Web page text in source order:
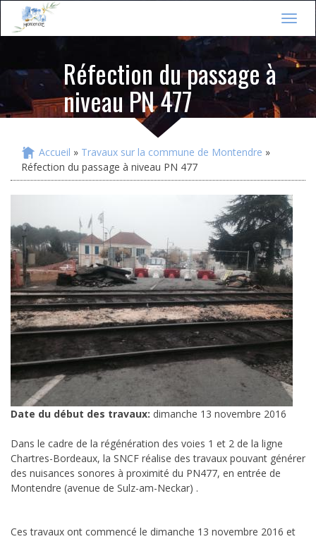
T
o
g
g
n
a
i
o
n
Réfection du passage à
niveau PN 477
Vous êtes ici
Accueil » Travaux sur la commune de Montendre »
Réfection du passage à niveau PN 477
Date du début des travaux: dimanche 13 novembre 2016
Dans le cadre de la régénération des voies 1 et 2 de la ligne
Chartres-Bordeaux, la SNCF réalise des travaux pouvant générer
des nuisances sonores à proximité du PN477, en entrée de
Montendre (avenue de Sulz-am-Neckar) .
Ces travaux ont commencé le dimanche 13 novembre 2016 et